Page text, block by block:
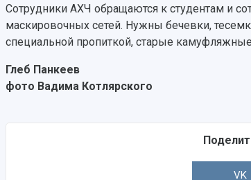
Сотрудники АХЧ обращаются к студентам и
маскировочных сетей. Нужны бечевки,
специальной пропиткой, старые
Глеб Панкеев
фото Вадима Котлярского
VK